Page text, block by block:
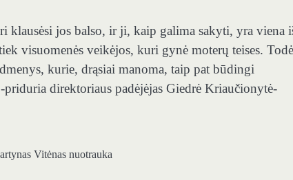
klausėsi jos balso, ir ji, kaip galima sakyti, yra viena
visuomenės veikėjos, kuri gynė moterų teises.
kurie, drąsiai manoma, taip pat būdingi
direktoriaus padėjėjas Giedrė Kriaučionytė-
Vitėnas nuotrauka